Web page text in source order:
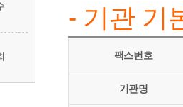
- 기관 기
팩스번호
기관명